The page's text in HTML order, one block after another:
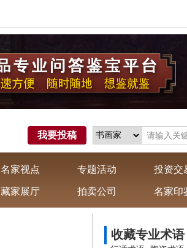
我要投稿
名家视点 专题活动 投资交
藏家展厅 拍卖公司 名家印
收藏专业术语